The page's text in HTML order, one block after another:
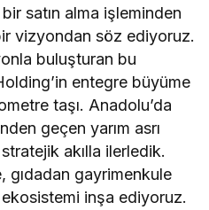
satın alma işleminden
vizyondan söz ediyoruz.
buluşturan bu
entegre büyüme
taşı. Anadolu’da
geçen yarım asrı
akılla ilerledik.
gıdadan gayrimenkule
inşa ediyoruz.